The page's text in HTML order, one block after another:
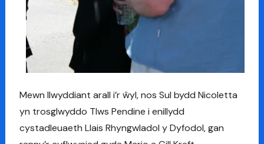
Mewn llwyddiant arall i’r ŵyl, nos Sul bydd Nicoletta
yn trosglwyddo Tlws Pendine i enillydd
cystadleuaeth Llais Rhyngwladol y Dyfodol, gan